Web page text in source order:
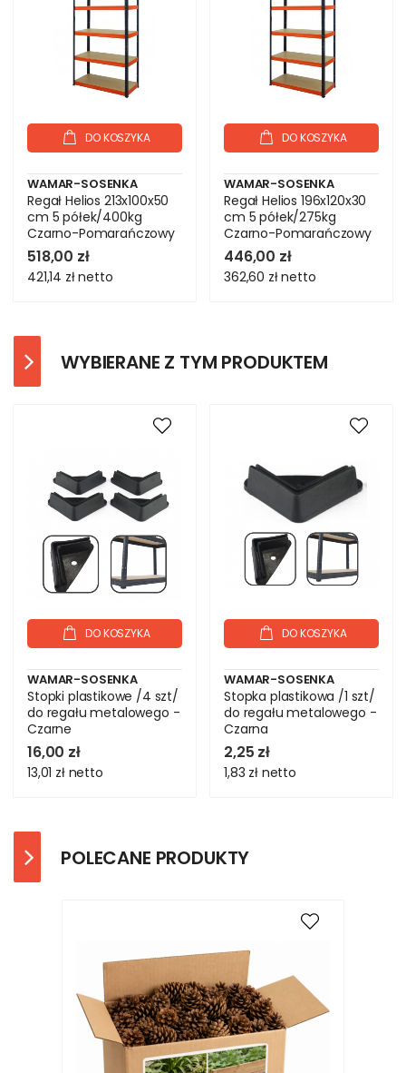
DO KOSZYKA
WAMAR-SOSENKA
Regał Helios 213x100x50
cm 5 półek/400kg
Czarno-Pomarańczowy
518,00 zł
421,14 złnetto
DO KOSZYKA
WAMAR-SOSENKA
Regał Helios 196x120x30
cm 5 półek/275kg
Czarno-Pomarańczowy
446,00 zł
362,60 złnetto
WYBIERANE Z TYM PRODUKTEM
DO KOSZYKA
WAMAR-SOSENKA
Stopki plastikowe /4 szt/
do regału metalowego -
Czarne
16,00 zł
13,01 zł netto
DO KOSZYKA
WAMAR-SOSENKA
Stopka plastikowa /1 szt/
do regału metalowego -
Czarna
2,25 zł
1,83 zł netto
POLECANE PRODUKTY